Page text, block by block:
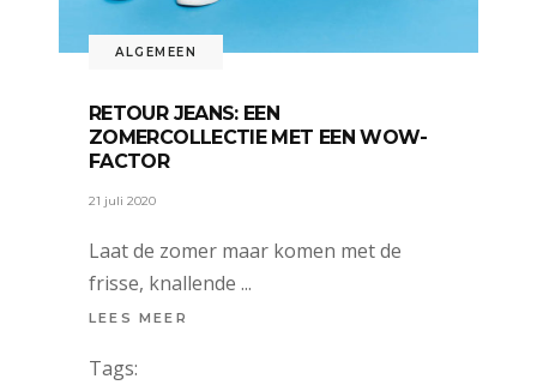
ALGEMEEN
RETOUR JEANS: EEN
ZOMERCOLLECTIE MET EEN WOW-
FACTOR
21 juli 2020
Laat de zomer maar komen met de
frisse, knallende
LEES MEER
Tags: